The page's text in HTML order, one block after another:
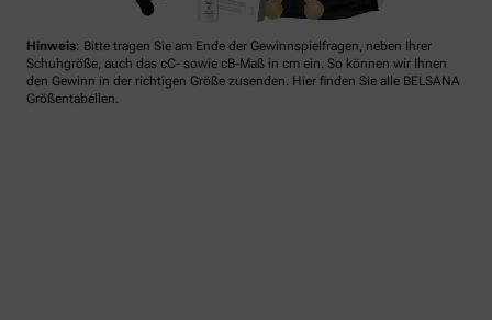
Hinweis: Bitte tragen Sie am Ende der Gewinnspielfragen, neben Ihrer
Schuhgröße, auch das cC- sowie cB-Maß in cm ein. So können wir Ihnen
den Gewinn in der richtigen Größe zusenden. Hier finden Sie alle BELSANA
Größentabellen.